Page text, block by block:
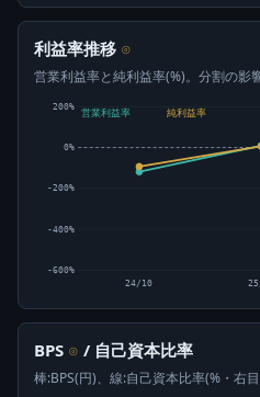
利益率推移 ⊙
営業利益率と純利益率(%)。分割の影
-600%
-400%
-200%
0%
200%
営業利益率 純利益率
24/10
BPS ⊙ / 自己資本比率
棒:BPS(円)、線:自己資本比率(%・右